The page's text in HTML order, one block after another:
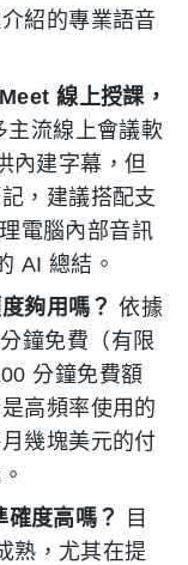
紹的專業語音
線上授課，
主流線上會議軟
內建字幕，但
，建議搭配支
電腦內部音訊
AI 總結。
夠用嗎？ 依據
鐘免費（有限
分鐘免費額
高頻率使用的
幾塊美元的付
度高嗎？
目
熟，尤其在提